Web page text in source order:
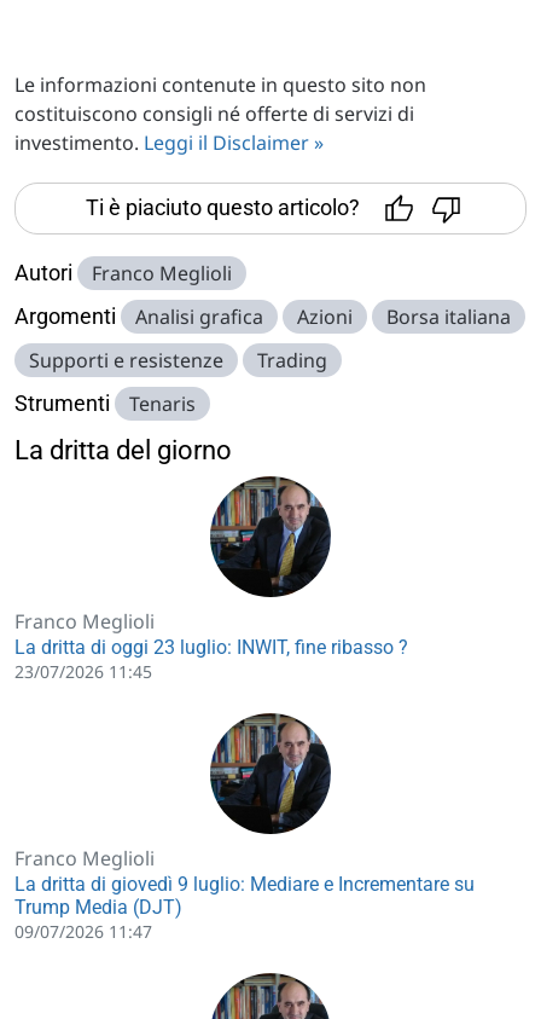
Le informazioni contenute in questo sito non
costituiscono consigli né offerte di servizi di
investimento. Leggi il Disclaimer »
Ti è piaciuto questo articolo?
Autori Franco Meglioli
Argomenti Analisi grafica Azioni
Borsa italiana
Supporti e resistenze
Trading
Strumenti Tenaris
La dritta del giorno
Franco Meglioli
La dritta di oggi 23 luglio: INWIT, fine ribasso ?
23/07/2026 11:45
Franco Meglioli
La dritta di giovedì 9 luglio: Mediare e Incrementare su
Trump Media (DJT)
09/07/2026 11:47